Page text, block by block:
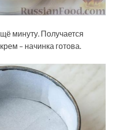
минуту. Получается
– начинка готова.